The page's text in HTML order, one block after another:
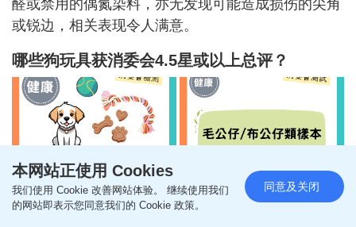
醛或禁用的偶氮染料，亦无发现可能造成损伤的尖角
或锐边，相关表现令人满意。
哪些狗玩具获消委会4.5星或以上总评？
本网站正使用 Cookies
我们使用 Cookie 改善网站体验。 继续使用我们
的网站即表示您同意我们的 Cookie 政策。
同意及关闭